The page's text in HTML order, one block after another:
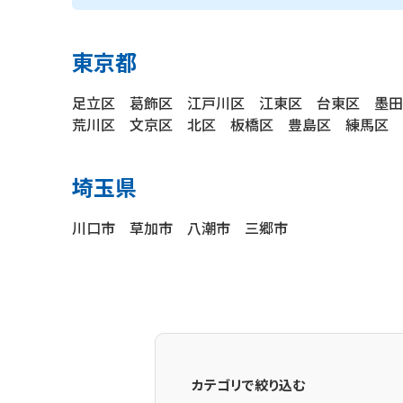
東京都
足立区 葛飾区 江戸川区 江東区 台東区 墨
荒川区 文京区 北区 板橋区 豊島区 練馬区
埼玉県
川口市 草加市 八潮市 三郷市
カテゴリで絞り込む